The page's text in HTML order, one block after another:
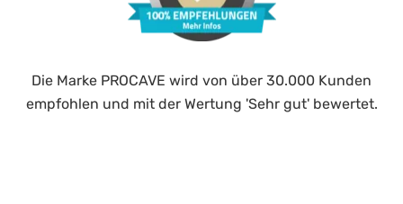
Die Marke PROCAVE wird von über 30.000 Kunden
empfohlen und mit der Wertung 'Sehr gut' bewertet.